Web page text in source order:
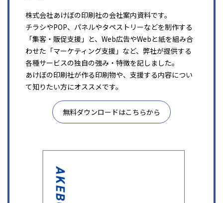
株式会社あけぼの印刷社の会社案内資料です。
チラシやPOP、パネルやタペストリーなどを制作する
「集客・販促支援」と、Web広告やWebと紙を組み合
わせた「マーケティング支援」など、弊社が提供する
各種サービスの独自の強み・特徴を記しました。
あけぼの印刷社が作る印刷物や、支援する内容につい
て知りたい方にオススメです。
無料ダウンロードはこちらから